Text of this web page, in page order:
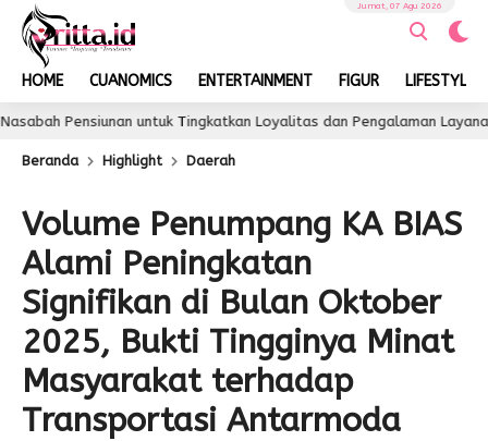
HOME CUANOMICS ENTERTAINMENT FIGUR LIFESTYLE
Jumat, 07 Agu 2026
untuk Tingkatkan Loyalitas dan Pengalaman Layanan 3
Beranda Highlight Daerah
Volume Penumpang KA BIAS
Alami Peningkatan
Signifikan di Bulan Oktober
2025, Bukti Tingginya Minat
Masyarakat terhadap
Transportasi Antarmoda